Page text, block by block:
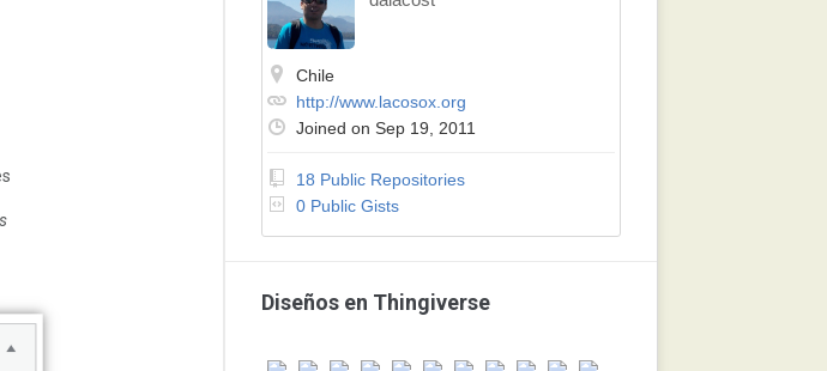
Chile
http://www.lacosox.org
Joined on Sep 19, 2011
18 Public Repositories
0 Public Gists
Diseños en Thingiverse